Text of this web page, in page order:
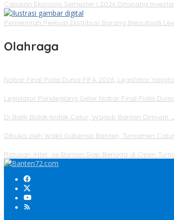
Capaian Ekonomi Semester I 2026 Ditopang
Pemerintah Perkuat Distribusi Barang Bersubsidi
Olahraga
Nobar Final Piala Dunia FIFA 2026, Legislator
Legislator Pandeglang Gelar Nobar Final Piala
Di Balik Bidak-bidak Catur, Wagub Banten
Dibuka oleh Wakil Gubernur Banten, Turnamen
Ratusan Atlet se Banten Siap Berlaga di Open